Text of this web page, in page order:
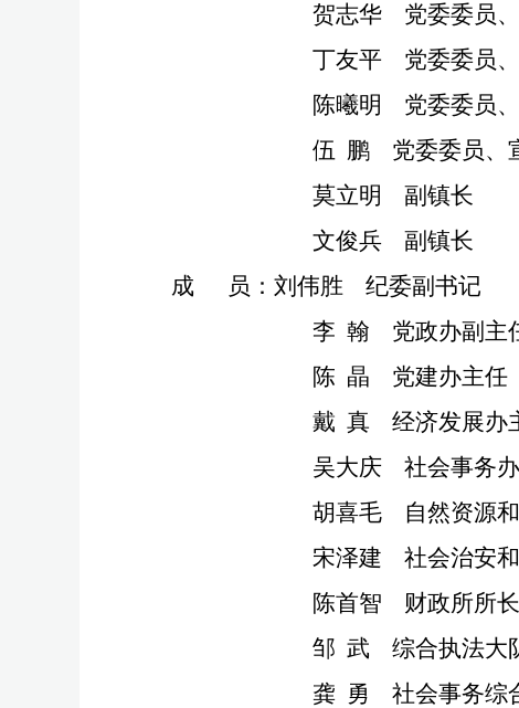
贺志华
党委委员、
丁友平
党委委员、
陈曦明
党委委员、
伍 鹏
党委委员、
莫立明
副镇长
文俊兵
副镇长
成
员 ： 刘伟胜
纪委副书记
李 翰 党政办副 主
陈 晶
党建办主任
戴 真
经济发展办
吴大庆
社会事务
胡喜毛
自然资源
宋泽建
社会治安
陈首智
财政所所长
邹 武 综合执法大
龚 勇 社会事务综